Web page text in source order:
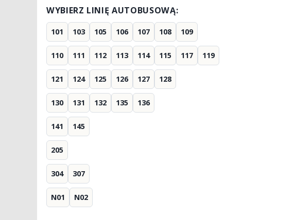
WYBIERZ LINIĘ AUTOBUSOWĄ:
101 103 105 106 107 108 109
110 111 112 113 114 115 117 119
121 124 125 126 127 128
130 131 132 135 136
141 145
205
304 307
N01 N02